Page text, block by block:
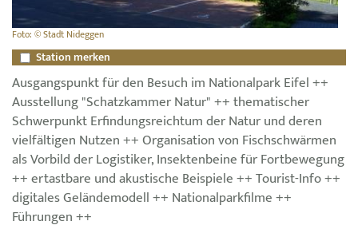
Foto: © Stadt Nideggen
Station merken
Ausgangspunkt für den Besuch im Nationalpark Eifel ++
Ausstellung "Schatzkammer Natur" ++ thematischer
Schwerpunkt Erfindungsreichtum der Natur und deren
vielfältigen Nutzen ++ Organisation von Fischschwärmen
als Vorbild der Logistiker, Insektenbeine für Fortbewegung
++ ertastbare und akustische Beispiele ++ Tourist-Info ++
digitales Geländemodell ++ Nationalparkfilme ++
Führungen ++